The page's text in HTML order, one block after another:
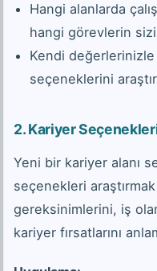
Hangi alanlarda
hangi görevlerin
Kendi
seçeneklerini
2.Kariyer
Yeni bir kariyer alanı
seçenekleri
gereksinimlerini, iş
kariyer fırsatlarını